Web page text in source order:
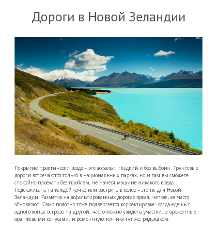
Дороги в Новой Зеландии
Покрытие практически везде – это асфальт, гладкий и без выбоин. Грунтовые
дороги встречаются только в национальных парках, но и там вы сможете
спокойно проехать без проблем, не нанеся машине никакого вреда.
Подскакивать на каждой кочке или застрять в колее – это не для Новой
Зеландии. Разметка на асфальтированных дорогах яркая, четкая, ее часто
обновляют. Само полотно тоже подвергается корректировке: когда едешь с
одного конца острова на другой, часто можно увидеть участки, огороженные
оранжевыми конусами, и ремонтную технику тут же, рядышком.